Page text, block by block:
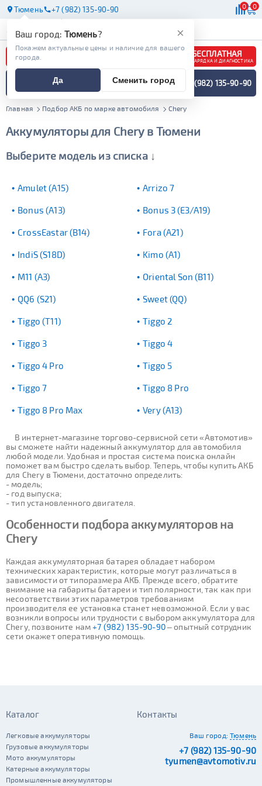
Тюмень +7 (982) 135-90-90 0 0
АКБ
БЕСПЛАТНАЯ
ЗАРЯДКА И ДИАГНОСТИКА
ПОДБОР АККУМУЛЯТОРА
СПЕЦИАЛИСТОМ +7 (982) 135-90-90
Главная Подбор АКБ по марке автомобиля Chery
Аккумуляторы для Chery в Тюмени
Выберите модель из списка ↓
Amulet (A15) Arrizo 7
Bonus (A13) Bonus 3 (E3/A19)
CrossEastar (B14) Fora (A21)
IndiS (S18D) Kimo (A1)
M11 (A3) Oriental Son (B11)
QQ6 (S21) Sweet (QQ)
Tiggo (T11) Tiggo 2
Tiggo 3 Tiggo 4
Tiggo 4 Pro Tiggo 5
Tiggo 7 Tiggo 8 Pro
Tiggo 8 Pro Max Very (A13)
В интернет-магазине торгово-сервисной сети «Автомотив»
вы сможете найти надежный аккумулятор для автомобиля
любой модели. Удобная и простая система поиска онлайн
поможет вам быстро сделать выбор. Теперь, чтобы купить АКБ
для Chery в Тюмени, достаточно определить:
- модель;
- год выпуска;
- тип установленного двигателя.
Особенности подбора аккумуляторов на
Chery
Каждая аккумуляторная батарея обладает набором
технических характеристик, которые могут различаться в
зависимости от типоразмера АКБ. Прежде всего, обратите
внимание на габариты батареи и тип полярности, так как при
несоответствии этих параметров требованиям
производителя ее установка станет невозможной. Если у вас
возникли вопросы или трудности с выбором аккумулятора для
Chery, позвоните нам+7 (982) 135-90-90– опытный сотрудник
сети окажет оперативную помощь.
×
Ваш город: Тюмень?
Покажем актуальные цены и наличие для вашего
города.
Да Сменить город
Каталог
Легковые аккумуляторы
Грузовые аккумуляторы
Мото аккумуляторы
Катерные аккумуляторы
Промышленные аккумуляторы
Контакты
Ваш город: Тюмень
+7 (982) 135-90-90
tyumen@avtomotiv.ru